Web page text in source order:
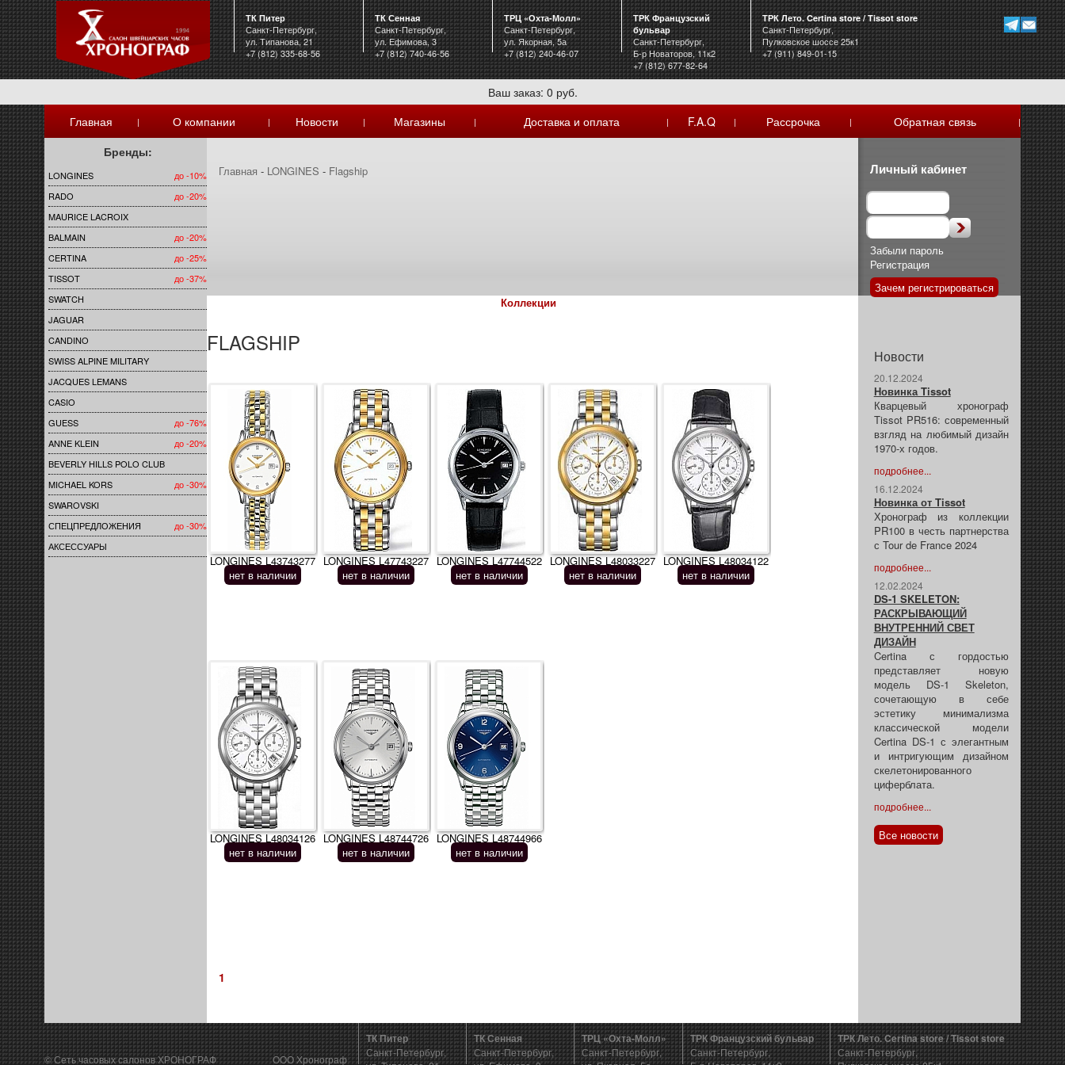
ТК Питер
Санкт-Петербург,
ул. Типанова, 21
+7 (812) 335-68-56
ТК Сенная
Санкт-Петербург,
ул. Ефимова, 3
+7 (812) 740-46-56
ТРЦ «Охта-Молл»
Санкт-Петербург,
ул. Якорная, 5а
+7 (812) 240-46-07
ТРК Французский
бульвар
Санкт-Петербург,
Б-р Новаторов, 11к2
+7 (812) 677-82-64
ТРК Лето. Certina store / Tissot store
Санкт-Петербург,
Пулковское шоссе 25к1
+7 (911) 849-01-15
Ваш заказ: 0 руб.
Главная
| О компании | Новости | Магазины | Доставка и оплата | F.A.Q | Рассрочка | Обратная связь |
Бренды:
LONGINES
до -10%
RADO
до -20%
MAURICE LACROIX
BALMAIN
до -20%
CERTINA
до -25%
TISSOT
до -37%
SWATCH
JAGUAR
CANDINO
SWISS ALPINE MILITARY
JACQUES LEMANS
CASIO
GUESS
до -76%
ANNE KLEIN
до -20%
BEVERLY HILLS POLO CLUB
MICHAEL KORS
до -30%
SWAROVSKI
СПЕЦПРЕДЛОЖЕНИЯ
до -30%
АКСЕССУАРЫ
Главная - LONGINES - Flagship
Коллекции
FLAGSHIP
LONGINES L43743277
нет в наличии
LONGINES L47743227
нет в наличии
LONGINES L47744522
нет в наличии
LONGINES L48033227
нет в наличии
LONGINES L48034122
нет в наличии
LONGINES L48034126
нет в наличии
LONGINES L48744726
нет в наличии
LONGINES L48744966
нет в наличии
1
Личный кабинет
Забыли пароль
Регистрация
Зачем регистрироваться
Новости
20.12.2024
Новинка Tissot
Кварцевый хронограф
Tissot PR516: современный
взгляд на любимый дизайн
1970-х годов.
подробнее...
16.12.2024
Новинка от Tissot
Хронограф из коллекции
PR100 в честь партнерства
с Tour de France 2024
подробнее...
12.02.2024
DS-1 SKELETON:
РАСКРЫВАЮЩИЙ
ВНУТРЕННИЙ СВЕТ
ДИЗАЙН
Certina с гордостью
представляет новую
модель DS-1 Skeleton,
сочетающую в себе
эстетику минимализма
классической модели
Certina DS-1 с элегантным
и интригующим дизайном
скелетонированного
циферблата.
подробнее...
Все новости
© Сеть часовых салонов ХРОНОГРАФ ООО Хронограф
ТК Питер
Санкт-Петербург,
ТК Сенная
Санкт-Петербург,
ТРЦ «Охта-Молл»
Санкт-Петербург,
ТРК Французский бульвар
Санкт-Петербург,
ТРК Лето. Certina store / Tissot store
Санкт-Петербург,